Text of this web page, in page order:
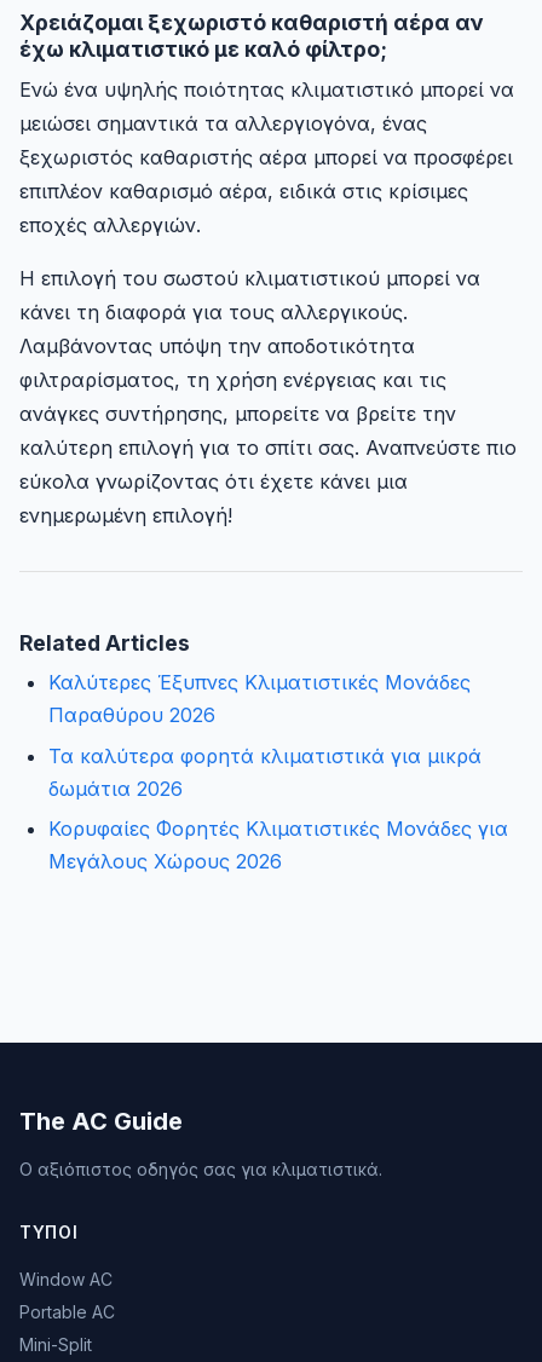
Χρειάζομαι ξεχωριστό καθαριστή αέρα αν
έχω κλιματιστικό με καλό φίλτρο;
Ενώ ένα υψηλής ποιότητας κλιματιστικό μπορεί να
μειώσει σημαντικά τα αλλεργιογόνα, ένας
ξεχωριστός καθαριστής αέρα μπορεί να προσφέρει
επιπλέον καθαρισμό αέρα, ειδικά στις κρίσιμες
εποχές αλλεργιών.
Η επιλογή του σωστού κλιματιστικού μπορεί να
κάνει τη διαφορά για τους αλλεργικούς.
Λαμβάνοντας υπόψη την αποδοτικότητα
φιλτραρίσματος, τη χρήση ενέργειας και τις
ανάγκες συντήρησης, μπορείτε να βρείτε την
καλύτερη επιλογή για το σπίτι σας. Αναπνεύστε πιο
εύκολα γνωρίζοντας ότι έχετε κάνει μια
ενημερωμένη επιλογή!
Related Articles
Καλύτερες Έξυπνες Κλιματιστικές Μονάδες
Παραθύρου 2026
Τα καλύτερα φορητά κλιματιστικά για μικρά
δωμάτια 2026
Κορυφαίες Φορητές Κλιματιστικές Μονάδες για
Μεγάλους Χώρους 2026
The AC Guide
Ο αξιόπιστος οδηγός σας για κλιματιστικά.
ΤΎΠΟΙ
Window AC
Portable AC
Mini-Split